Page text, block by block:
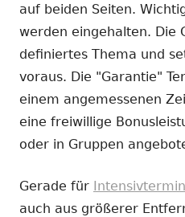
auf beiden Seiten.
werden eingehalten. Die
definiertes Thema und
voraus. Die "Garantie"
einem angemessenen
eine freiwillige
oder in Gruppen
Gerade für
auch aus größerer